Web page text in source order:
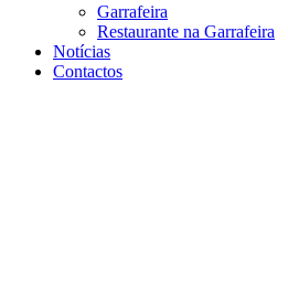
Garrafeira
Restaurante na Garrafeira
Notícias
Contactos